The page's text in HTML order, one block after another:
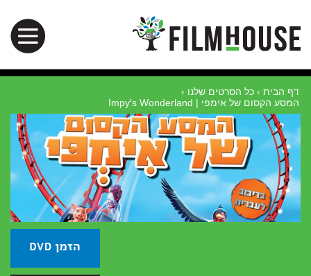
דף הבית › כל הסרטים שלנו ›
המסע הקסום של אימפי | Impy′s Wonderland